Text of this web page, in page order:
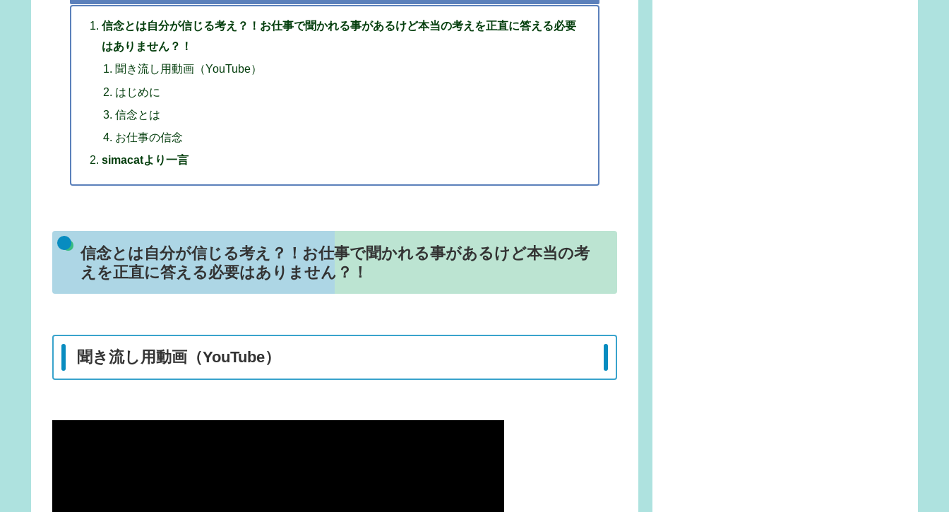
信念とは自分が信じる考え？！お仕事で聞かれる事があるけど本当の考えを正直に答える必要
はありません？！
聞き流し用動画（YouTube）
はじめに
信念とは
お仕事の信念
simacatより一言
信念とは自分が信じる考え？！お仕事で聞かれる事があるけど本当の考
えを正直に答える必要はありません？！
聞き流し用動画（YouTube）